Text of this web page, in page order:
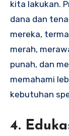
kita lakukan.
dana dan
mereka,
merah,
punah, dan
memahami
kebutuhan
4.